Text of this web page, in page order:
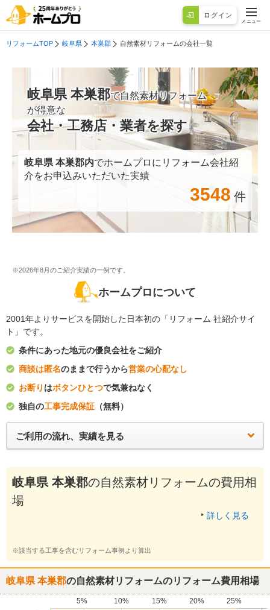
ログイン
メニュー
リフォームTOP 岐阜県 本巣郡 自然素材リフォームの会社一覧
岐阜県 本巣郡で自然素材リフォーム
が得意な
会社・工務店・業者を探す
岐阜県 本巣郡内でホームプロにリフォーム会社紹
介をお申込みいただいた実績
3548 件
※2026年8月のご紹介実績の一例です。
ホームプロについて
2001年よりサービスを開始した日本初の「リフォーム 社紹介サイ
ト」です。
条件にあった地元の優良会社をご紹介
商談は匿名のままで行うから営業の心配なし
お断り はボタンひとつで気兼ねなく
独自の工事完成保証 （無料）
ご利用の流れ、実績を見る
岐阜県 本巣郡の自然素材リフォームの費用相
場
詳しく見る
※該当する工事を含むリフォーム事例より算出
岐阜県 本巣郡の自然素材リフォームのリフォーム費用相場
5% 10% 15% 20%
25%